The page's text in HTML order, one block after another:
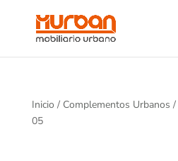
Inicio / Complementos Urbanos /
05